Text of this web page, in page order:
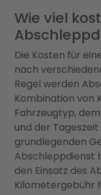
Wie viel
Die Kosten für
nach
Regel werden
Kombination von
Fahrzeugtyp,
und der
grundlegenden
Abschleppdienst
den Einsatz des
Kilometergebühr